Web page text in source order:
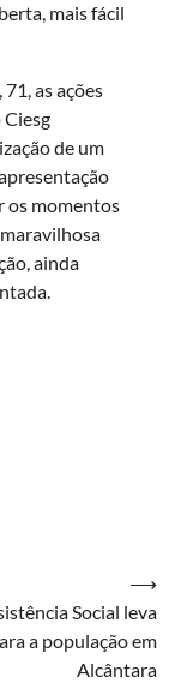
mais fácil
as ações
Ciesg
de um
os momentos
ainda
Social leva
a população em
Alcântara
⟶